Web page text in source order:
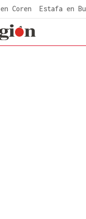
Coren Estafa en